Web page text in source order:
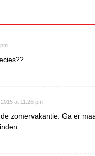
at 11:26 pm
zomervakantie. Ga er